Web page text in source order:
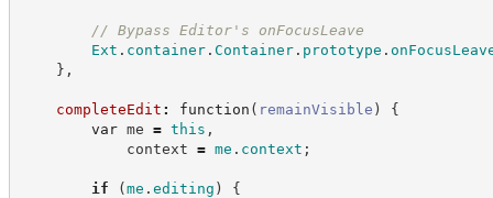
// Bypass Editor's onFocusLeave
Ext . container. Container. prototype .
} ,
completeEdit : function ( remainVisible )
{
var me = this ,
context = me . context ;
if (me . editing )
{